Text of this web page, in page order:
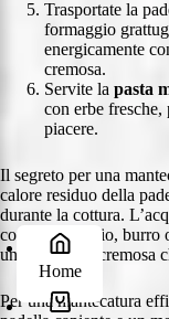
Trasportate la
formaggio
energicamente
cremosa.
Servite la pasta
con erbe
piacere.
Il segreto per una
calore residuo della
durante la cottura.
come formaggio, burro
un’emulsione cremosa
Per una mantecatura
Home